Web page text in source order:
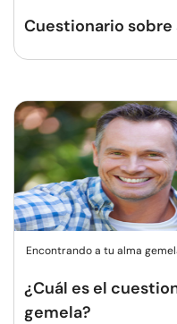
Cuestionario sobre
Encontrando a tu alma
¿Cuál es el
gemela?